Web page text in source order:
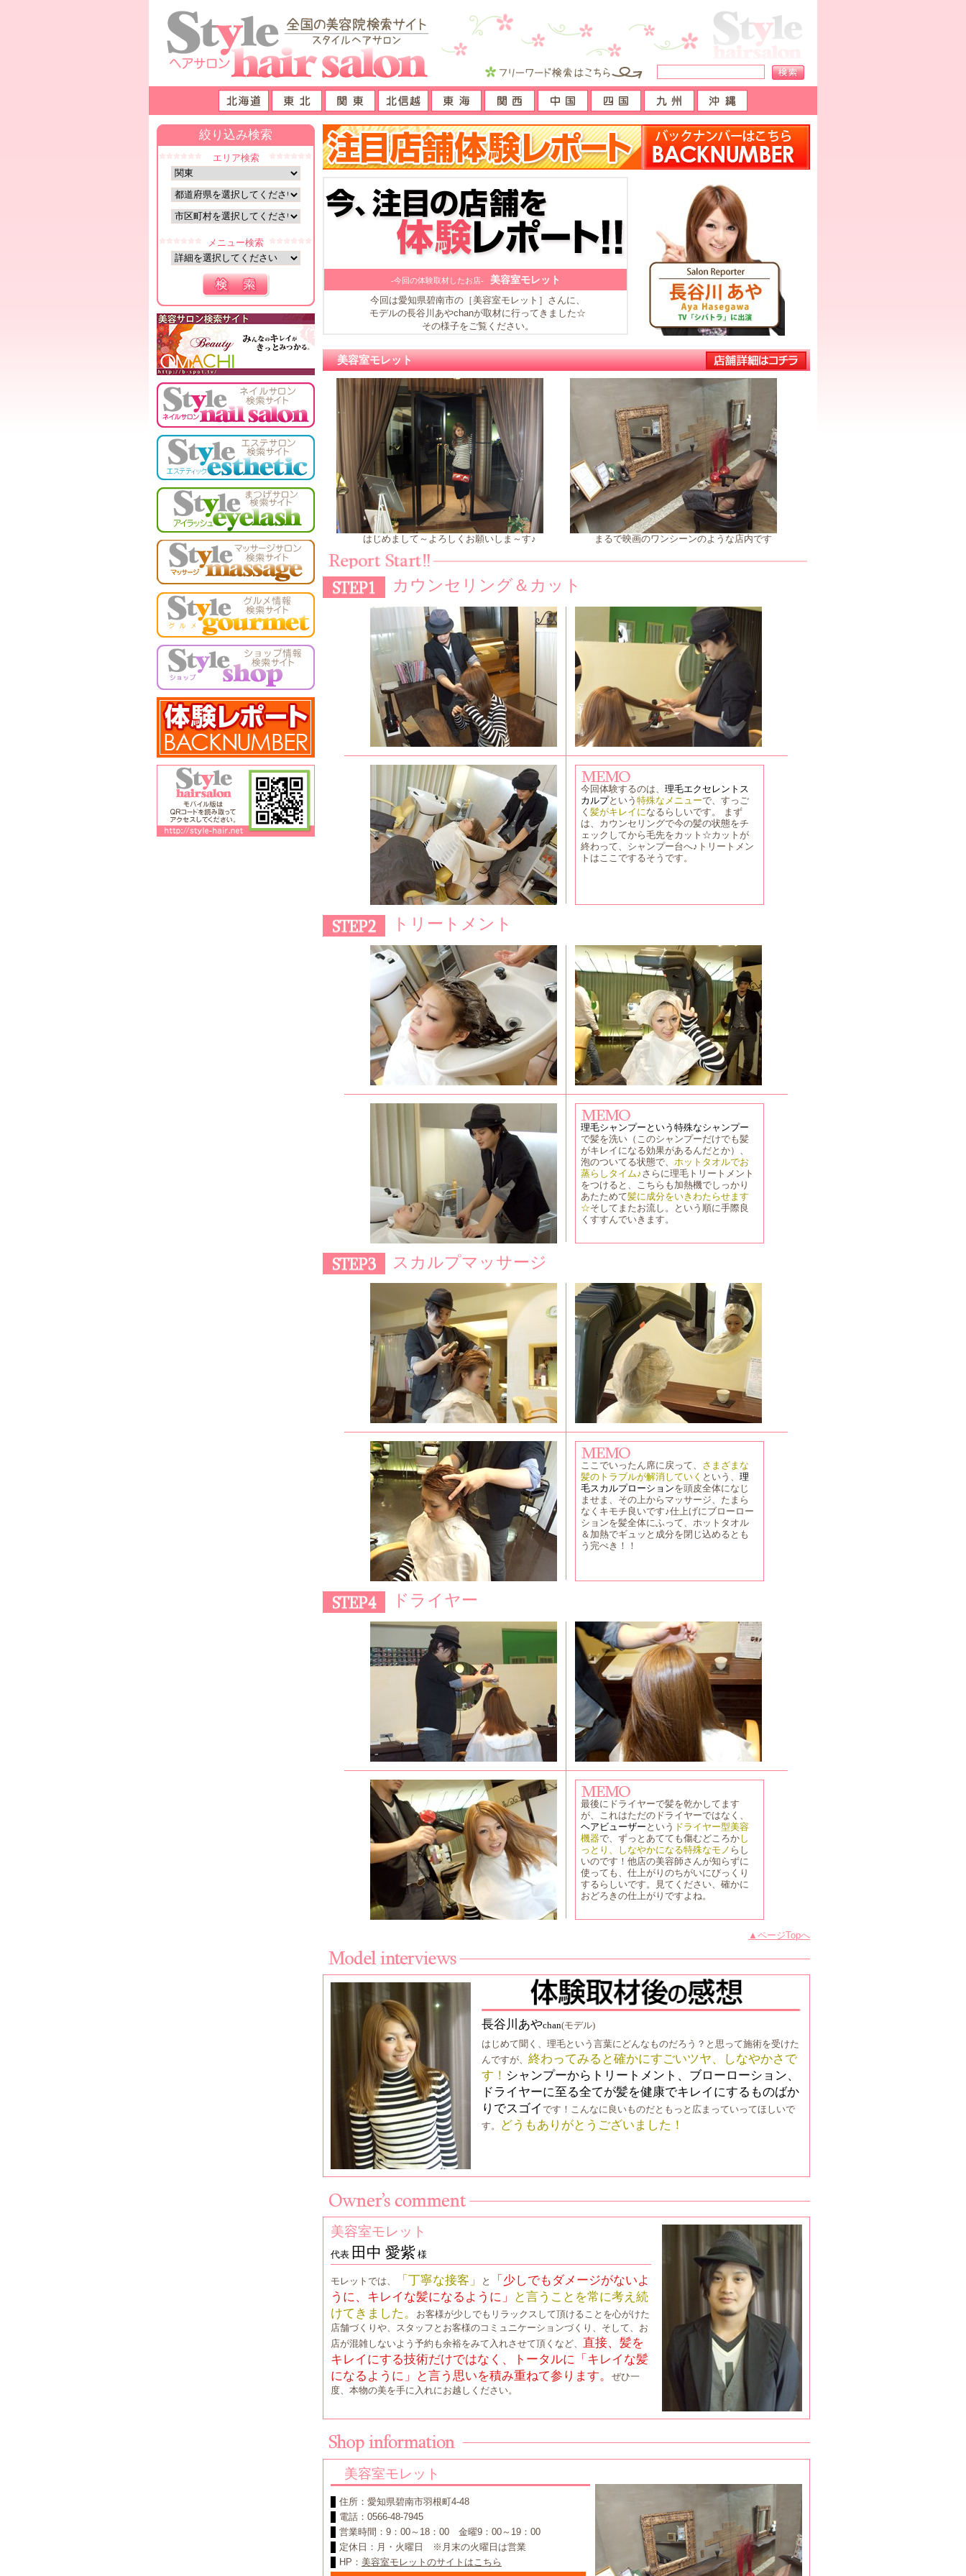
-今回の体験取材したお店- 美容室モレット
今回は愛知県碧南市の［美容室モレット］さんに、
モデルの長谷川あやchanが取材に行ってきました☆
その様子をご覧ください。
美容室モレット
はじめまして～よろしくお願いしま～す♪ まるで映画のワンシーンのような店内です
カウンセリング＆カット
今回体験するのは、 理毛エクセレントス
カルプという 特殊なメニューで、すっご
く 髪がキレイになるらしいです。 まず
は、カウンセリングで今の髪の状態をチ
ェックしてから毛先をカット☆カットが
終わって、シャンプー台へ♪トリートメン
トはここでするそうです。
トリートメント
理毛シャンプーという特殊なシャンプー
で髪を洗い（このシャンプーだけでも髪
がキレイになる効果があるんだとか）、
泡のついてる状態で、 ホットタオルでお
蒸らしタイム♪さらに理毛トリートメント
をつけると、こちらも加熱機でしっかり
あたためて髪に成分をいきわたらせます
☆そしてまたお流し。という順に手際良
くすすんでいきます。
スカルプマッサージ
ここでいったん席に戻って、 さまざまな
髪のトラブルが解消していく という、 理
毛スカルプローションを頭皮全体になじ
ませま、その上からマッサージ、たまら
なくキモチ良いです♪仕上げにブローロー
ションを髪全体にふって、ホットタオル
＆加熱でギュッと成分を閉じ込めるとも
う完ぺき！！
ドライヤー
最後にドライヤーで髪を乾かしてます
が、これはただのドライヤーではなく、
ヘアビューザー という ドライヤー型美容
機器で、ずっとあてても傷むどころかし
っとり、しなやかになる特殊なモノ らし
いのです！他店の美容師さんが知らずに
使っても、仕上がりのちがいにびっくり
するらしいです。見てください、確かに
おどろきの仕上がりですよね。
▲ページTopへ
長谷川あやchan(モデル)
はじめて聞く、理毛という言葉にどんなものだろう？と思って施術を受けた
んですが、 終わってみると確かにすごいツヤ、しなやかさで
す！ シャンプーからトリートメント、ブローローション、
ドライヤーに至る全てが髪を健康でキレイにするものばか
りでスゴイ です！こんなに良いものだともっと広まっていってほしいで
す。
どうもありがとうございました！
美容室モレット
代表 田中 愛紫 様
モレットでは、 「丁寧な接客」 と
「少しでもダメージがないよ
うに、キレイな髪になるように」
と言うことを常に考え続
けてきました。
お客様が少しでもリラックスして頂けることを心がけた
店舗づくりや、スタッフとお客様のコミュニケーションづくり、そして、お
店が混雑しないよう予約も余裕をみて入れさせて頂くなど、 直接、髪を
キレイにする技術だけではなく、トータルに「キレイな髪
になるように」と言う思いを積み重ねて参ります。
ぜひ一
度、本物の美を手に入れにお越しください。
美容室モレット
住所：愛知県碧南市羽根町4-48
電話：0566-48-7945
営業時間：9：00～18：00 金曜9：00～19：00
定休日：月・火曜日 ※月末の火曜日は営業
HP： 美容室モレットのサイトはこちら
絞り込み検索
エリア検索
メニュー検索